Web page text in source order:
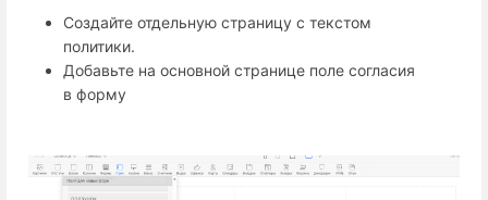
Создайте отдельную страницу с текстом
политики.
Добавьте на основной странице поле согласия
в форму